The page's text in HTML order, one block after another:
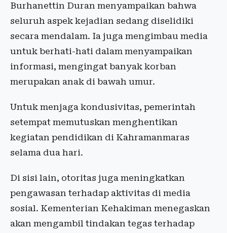
Burhanettin Duran menyampaikan bahwa
seluruh aspek kejadian sedang diselidiki
secara mendalam. Ia juga mengimbau media
untuk berhati-hati dalam menyampaikan
informasi, mengingat banyak korban
merupakan anak di bawah umur.
Untuk menjaga kondusivitas, pemerintah
setempat memutuskan menghentikan
kegiatan pendidikan di Kahramanmaras
selama dua hari.
Di sisi lain, otoritas juga meningkatkan
pengawasan terhadap aktivitas di media
sosial. Kementerian Kehakiman menegaskan
akan mengambil tindakan tegas terhadap